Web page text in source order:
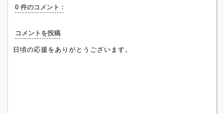
0 件のコメント :
コメントを投稿
日頃の応援をありがとうございます。